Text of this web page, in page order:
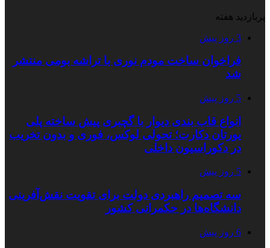
پربازدید هفته
3 روز پیش
فراخوان ساخت مودم نوری با تراشه بومی منتشر
شد
5 روز پیش
انواع قاب بندی دیوار با گچبری پیش ساخته پلی
یورتان دکارت؛ تحولی لوکس، فوری و بدون تخریب
در دکوراسیون داخلی
5 روز پیش
سه تصمیم راهبردی دولت برای تقویت نقش‌آفرینی
دانشگاه‌ها در حکمرانی کشور
6 روز پیش